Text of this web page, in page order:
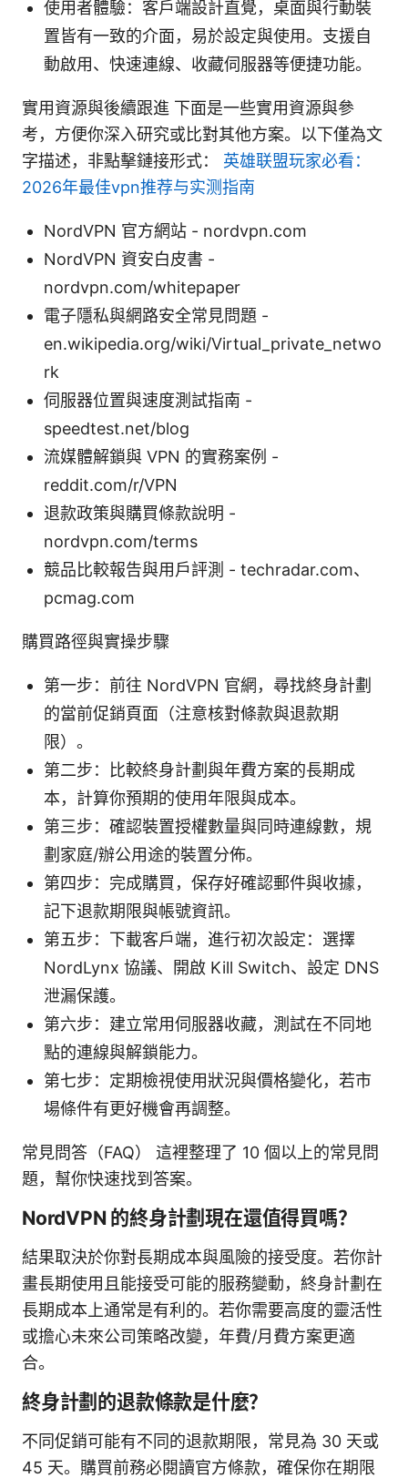
使用者體驗：客戶端設計直覺，桌面與行動裝
置皆有一致的介面，易於設定與使用。支援自
動啟用、快速連線、收藏伺服器等便捷功能。
實用資源與後續跟進 下面是一些實用資源與參
考，方便你深入研究或比對其他方案。以下僅為文
字描述，非點擊鏈接形式： 英雄联盟玩家必看：
2026年最佳vpn推荐与实测指南
NordVPN 官方網站 - nordvpn.com
NordVPN 資安白皮書 -
nordvpn.com/whitepaper
電子隱私與網路安全常見問題 -
en.wikipedia.org/wiki/Virtual_private_netwo
rk
伺服器位置與速度測試指南 -
speedtest.net/blog
流媒體解鎖與 VPN 的實務案例 -
reddit.com/r/VPN
退款政策與購買條款說明 -
nordvpn.com/terms
競品比較報告與用戶評測 - techradar.com、
pcmag.com
購買路徑與實操步驟
第一步：前往 NordVPN 官網，尋找終身計劃
的當前促銷頁面（注意核對條款與退款期
限）。
第二步：比較終身計劃與年費方案的長期成
本，計算你預期的使用年限與成本。
第三步：確認裝置授權數量與同時連線數，規
劃家庭/辦公用途的裝置分佈。
第四步：完成購買，保存好確認郵件與收據，
記下退款期限與帳號資訊。
第五步：下載客戶端，進行初次設定：選擇
NordLynx 協議、開啟 Kill Switch、設定 DNS
泄漏保護。
第六步：建立常用伺服器收藏，測試在不同地
點的連線與解鎖能力。
第七步：定期檢視使用狀況與價格變化，若市
場條件有更好機會再調整。
常見問答（FAQ） 這裡整理了 10 個以上的常見問
題，幫你快速找到答案。
NordVPN 的終身計劃現在還值得買嗎？
結果取決於你對長期成本與風險的接受度。若你計
畫長期使用且能接受可能的服務變動，終身計劃在
長期成本上通常是有利的。若你需要高度的靈活性
或擔心未來公司策略改變，年費/月費方案更適
合。
終身計劃的退款條款是什麼？
不同促銷可能有不同的退款期限，常見為 30 天或
45 天。購買前務必閱讀官方條款，確保你在期限